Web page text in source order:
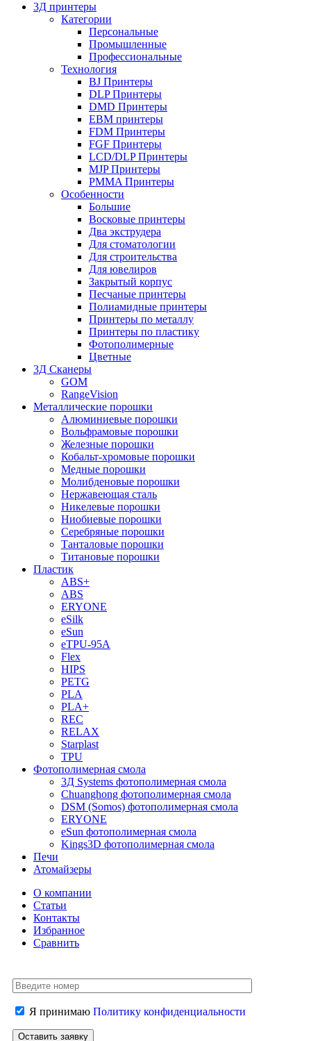
3Д принтеры
Категории
Персональные
Промышленные
Профессиональные
Технология
BJ Принтеры
DLP Принтеры
DMD Принтеры
EBM принтеры
FDM Принтеры
FGF Принтеры
LCD/DLP Принтеры
MJP Принтеры
PMMA Принтеры
Особенности
Большие
Восковые принтеры
Два экструдера
Для стоматологии
Для строительства
Для ювелиров
Закрытый корпус
Песчаные принтеры
Полиамидные принтеры
Принтеры по металлу
Принтеры по пластику
Фотополимерные
Цветные
3Д Сканеры
GOM
RangeVision
Металлические порошки
Алюминиевые порошки
Вольфрамовые порошки
Железные порошки
Кобальт-хромовые порошки
Медные порошки
Молибденовые порошки
Нержавеющая сталь
Никелевые порошки
Ниобиевые порошки
Серебряные порошки
Танталовые порошки
Титановые порошки
Пластик
ABS+
ABS
ERYONE
eSilk
eSun
eTPU-95A
Flex
HIPS
PETG
PLA
PLA+
REC
RELAX
Starplast
TPU
Фотополимерная смола
3Д Systems фотополимерная смола
Chuanghong фотополимерная смола
DSM (Somos) фотополимерная смола
ERYONE
eSun фотополимерная смола
Kings3D фотополимерная смола
Печи
Атомайзеры
О компании
Статьи
Контакты
Избранное
Сравнить
Я принимаю Политику конфиденциальности